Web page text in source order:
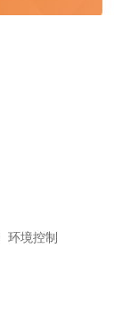
环境控制